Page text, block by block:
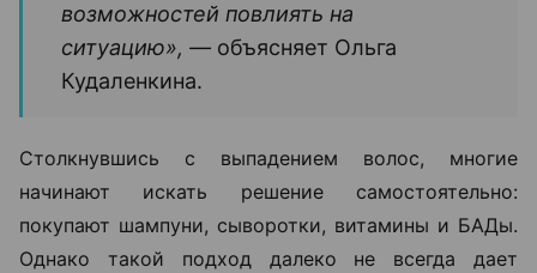
возможностей повлиять на
ситуацию», — объясняет Ольга
Кудаленкина.
Столкнувшись с выпадением волос, многие
начинают искать решение самостоятельно:
покупают шампуни, сыворотки, витамины и БАДы.
Однако такой подход далеко не всегда дает